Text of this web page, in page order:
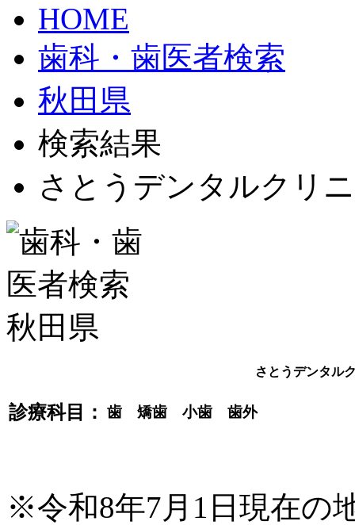
HOME
歯科・歯医者検索
秋田県
検索結果
さとうデンタルクリ
さとうデンタル
診療科目： 歯 矯歯 小歯 歯外
※令和8年7月1日現在の